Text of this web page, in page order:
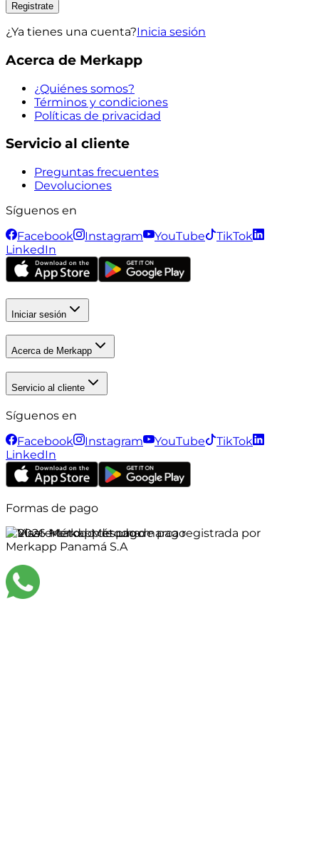
Registrate
¿Ya tienes una cuenta?Inicia sesión
Acerca de Merkapp
¿Quiénes somos?
Términos y condiciones
Políticas de privacidad
Servicio al cliente
Preguntas frecuentes
Devoluciones
Síguenos en
Facebook
Instagram YouTube
TikTok
LinkedIn
Iniciar sesión
Acerca de Merkapp
Servicio al cliente
Síguenos en
Facebook
Instagram YouTube
TikTok
LinkedIn
Formas de pago
©2026Merkapp es una marca registrada por
Merkapp Panamá S.A